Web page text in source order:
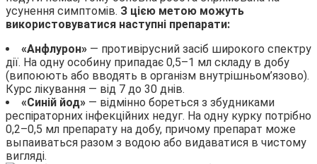
усунення симптомів. З цією метою можуть
використовуватися наступні препарати:
«Анфлурон» — противірусний засіб широкого спектру
дії. На одну особину припадає 0,5–1 мл складу в добу
(випоюють або вводять в організм внутрішньом’язово).
Курс лікування — від 7 до 30 днів.
«Синій йод» — відмінно бореться з збудниками
респіраторних інфекційних недуг. На одну курку потрібно
0,2–0,5 мл препарату на добу, причому препарат може
выпаиваться разом з водою або видаватися в чистому
вигляді.